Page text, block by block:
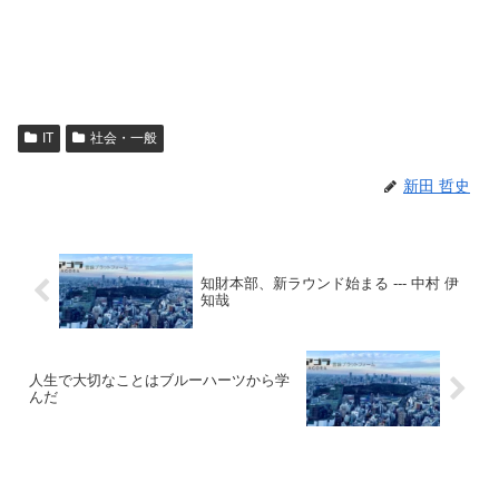
IT 社会・一般
新田 哲史
知財本部、新ラウンド始まる --- 中村 伊
知哉
人生で大切なことはブルーハーツから学
んだ